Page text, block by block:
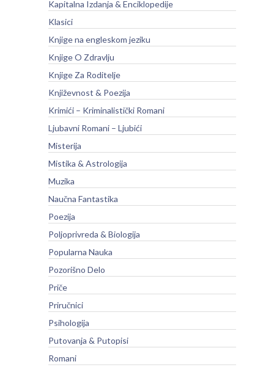
Kapitalna Izdanja & Enciklopedije
Klasici
Knjige na engleskom jeziku
Knjige O Zdravlju
Knjige Za Roditelje
Književnost & Poezija
Krimići – Kriminalistički Romani
Ljubavni Romani – Ljubići
Misterija
Mistika & Astrologija
Muzika
Naučna Fantastika
Poezija
Poljoprivreda & Biologija
Popularna Nauka
Pozorišno Delo
Priče
Priručnici
Psihologija
Putovanja & Putopisi
Romani